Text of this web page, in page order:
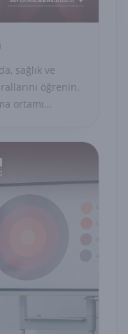
sağlık ve
öğrenin.
ortamı